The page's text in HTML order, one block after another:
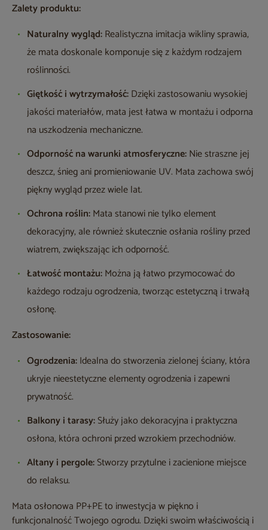
Zalety produktu:
Naturalny wygląd:Realistyczna imitacja wikliny sprawia,
że mata doskonale komponuje się z każdym rodzajem
roślinności.
Giętkość i wytrzymałość:Dzięki zastosowaniu wysokiej
jakości materiałów, mata jest łatwa w montażu i odporna
na uszkodzenia mechaniczne.
Odporność na warunki atmosferyczne:Nie straszne jej
deszcz, śnieg ani promieniowanie UV. Mata zachowa swój
piękny wygląd przez wiele lat.
Ochrona roślin:Mata stanowi nie tylko element
dekoracyjny, ale również skutecznie osłania rośliny przed
wiatrem, zwiększając ich odporność.
Łatwość montażu:Można ją łatwo przymocować do
każdego rodzaju ogrodzenia, tworząc estetyczną i trwałą
osłonę.
Zastosowanie:
Ogrodzenia:Idealna do stworzenia zielonej ściany, która
ukryje nieestetyczne elementy ogrodzenia i zapewni
prywatność.
Balkony i tarasy:Służy jako dekoracyjna i praktyczna
osłona, która ochroni przed wzrokiem przechodniów.
Altany i pergole:Stworzy przytulne i zacienione miejsce
do relaksu.
Mata osłonowa PP+PE to inwestycja w piękno i
funkcjonalność Twojego ogrodu. Dzięki swoim właściwością i